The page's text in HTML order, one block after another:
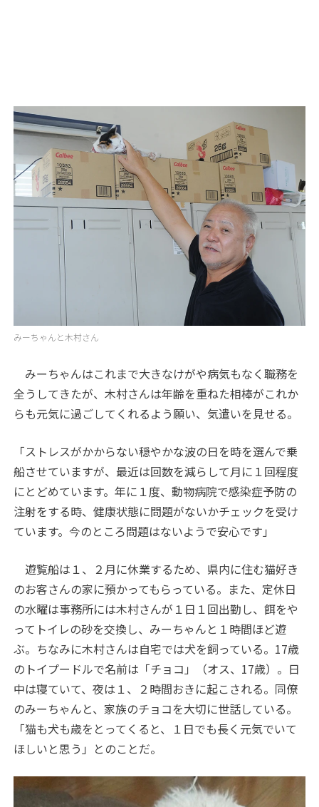
みーちゃんと木村さん
みーちゃんはこれまで大きなけがや病気もなく職務を
全うしてきたが、木村さんは年齢を重ねた相棒がこれか
らも元気に過ごしてくれるよう願い、気遣いを見せる。
「ストレスがかからない穏やかな波の日を時を選んで乗
船させていますが、最近は回数を減らして月に１回程度
にとどめています。年に１度、動物病院で感染症予防の
注射をする時、健康状態に問題がないかチェックを受け
ています。今のところ問題はないようで安心です」
遊覧船は１、２月に休業するため、県内に住む猫好き
のお客さんの家に預かってもらっている。また、定休日
の水曜は事務所には木村さんが１日１回出勤し、餌をや
ってトイレの砂を交換し、みーちゃんと１時間ほど遊
ぶ。ちなみに木村さんは自宅では犬を飼っている。17歳
のトイプードルで名前は「チョコ」（オス、17歳）。日
中は寝ていて、夜は１、２時間おきに起こされる。同僚
のみーちゃんと、家族のチョコを大切に世話している。
「猫も犬も歳をとってくると、１日でも長く元気でいて
ほしいと思う」とのことだ。